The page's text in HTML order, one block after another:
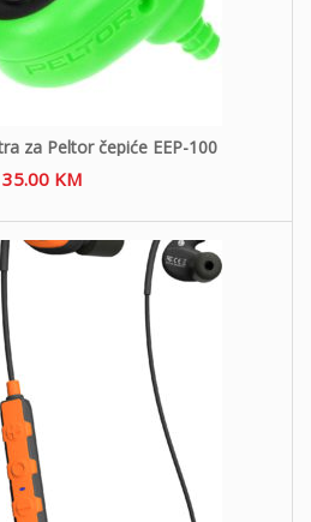
za Peltor čepiće EEP-100
35.00 KM